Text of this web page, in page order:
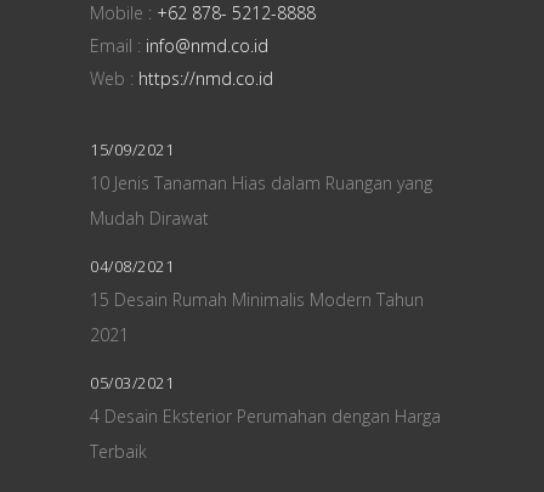
Mobile : +62 878- 5212-8888
Email : info@nmd.co.id
Web : https://nmd.co.id
15/09/2021
10 Jenis Tanaman Hias dalam Ruangan yang
Mudah Dirawat
04/08/2021
15 Desain Rumah Minimalis Modern Tahun
2021
05/03/2021
4 Desain Eksterior Perumahan dengan Harga
Terbaik